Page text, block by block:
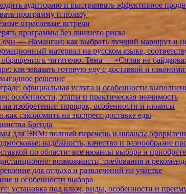
аудиторию и выстраивать эффективное
программу и пользу
отраслевые встречи
программы без лишнего риска
— Наманган: как выбрать лучший маршрут и
материал на русском языке,
обращения к читателю. Тема — «Сплав на
как заказать готовую еду с доставкой и
решение
официальная услуга и особенности
особенности, этапы и практическая значимость
на изобретение: порядок, особенности и нюансы
сэкономить на экспресс-доставке еды
Бренда
для ЭВМ: полный перечень и нюансы
надёжность, качество и разнообразие
по области: все нюансы выбора и
возможности, требования и
для отдыха и развлечений на участке
и особенности выбора
установка под ключ, виды, особенности и